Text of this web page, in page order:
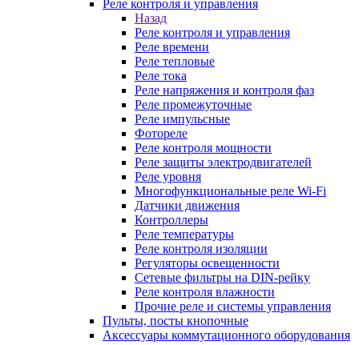
Реле контроля и управления
Назад
Реле контроля и управления
Реле времени
Реле тепловые
Реле тока
Реле напряжения и контроля фаз
Реле промежуточные
Реле импульсные
Фотореле
Реле контроля мощности
Реле защиты электродвигателей
Реле уровня
Многофункциональные реле Wi-Fi
Датчики движения
Контроллеры
Реле температуры
Реле контроля изоляции
Регуляторы освещенности
Сетевые фильтры на DIN-рейку
Реле контроля влажности
Прочие реле и системы управления
Пульты, посты кнопочные
Аксессуары коммутационного оборудования